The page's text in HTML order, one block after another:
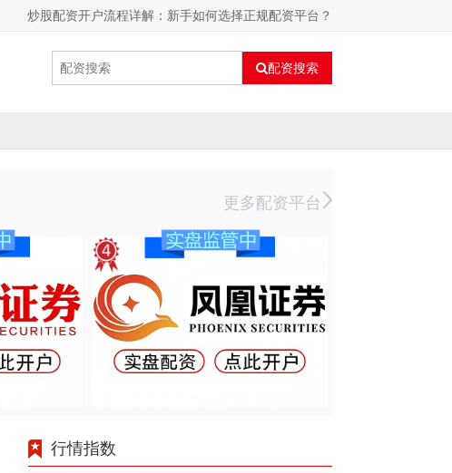
炒股配资开户流程详解：新手如何选择正规配资平台？
配资搜索
更多配资平台
行情指数